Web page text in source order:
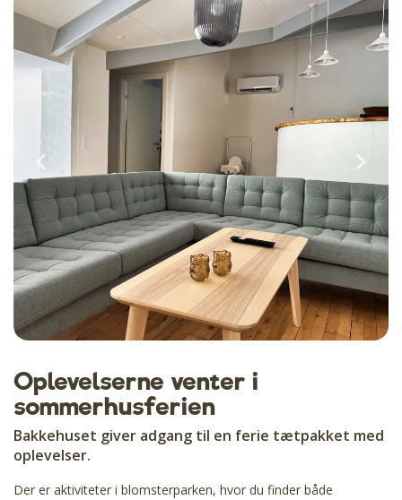
Oplevelserne venter i
sommerhusferien
Bakkehuset giver adgang til en ferie tætpakket med
oplevelser.
Der er aktiviteter i blomsterparken, hvor du finder både